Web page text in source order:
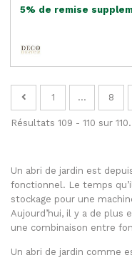
5% de remise
1 ... 8
Résultats 109 - 110 sur 110.
Un abri de jardin est
fonctionnel. Le temps
stockage pour une
Aujourd’hui, il y a de plus
une combinaison entre
Un abri de jardin comme